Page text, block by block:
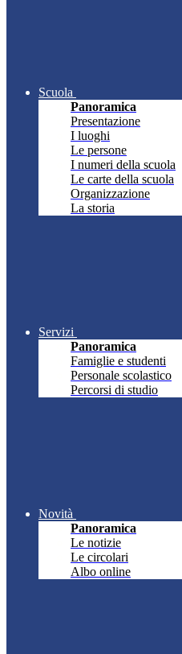
Scuola
Panoramica
Presentazione
I luoghi
Le persone
I numeri della scuola
Le carte della scuola
Organizzazione
La storia
Servizi
Panoramica
Famiglie e studenti
Personale scolastico
Percorsi di studio
Novità
Panoramica
Le notizie
Le circolari
Albo online